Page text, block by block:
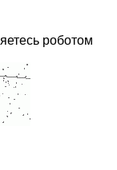
роботом